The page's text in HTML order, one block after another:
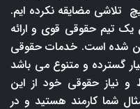
تلاشی مضایقه نکرده ایم.
یک تیم حقوقی قوی و ارائه
شده است. خدمات حقوقی
گسترده و متنوع می باشد
و نیاز حقوقی خود از این
شما کارمند هستید و در